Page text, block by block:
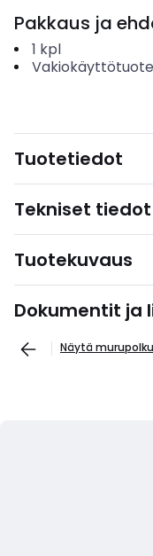
Pakkaus ja
1 kpl
Vakiokäyttötuote
Tuotetiedot
Tekniset tiedot
Tuotekuvaus
Dokumentit ja
Näytä murupolku